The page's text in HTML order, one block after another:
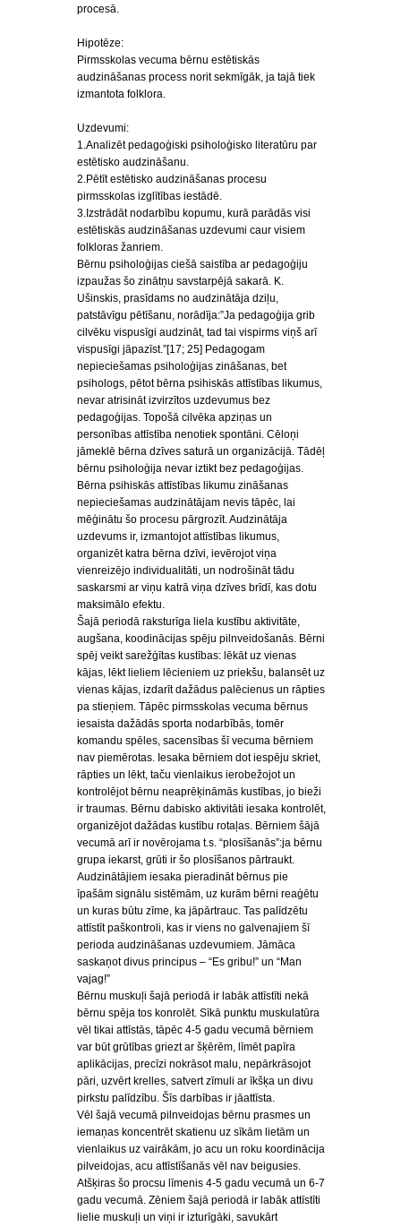
procesā.
Hipotēze:
Pirmsskolas vecuma bērnu estētiskās
audzināšanas process norit sekmīgāk, ja tajā tiek
izmantota folklora.
Uzdevumi:
1.Analizēt pedagoģiski psiholoģisko literatūru par
estētisko audzināšanu.
2.Pētīt estētisko audzināšanas procesu
pirmsskolas izglītības iestādē.
3.Izstrādāt nodarbību kopumu, kurā parādās visi
estētiskās audzināšanas uzdevumi caur visiem
folkloras žanriem.
Bērnu psiholoģijas ciešā saistība ar pedagoģiju
izpaužas šo zinātņu savstarpējā sakarā. K.
Ušinskis, prasīdams no audzinātāja dziļu,
patstāvīgu pētīšanu, norādīja:”Ja pedagoģija grib
cilvēku vispusīgi audzināt, tad tai vispirms viņš arī
vispusīgi jāpazīst.”[17; 25] Pedagogam
nepieciešamas psiholoģijas zināšanas, bet
psihologs, pētot bērna psihiskās attīstības likumus,
nevar atrisināt izvirzītos uzdevumus bez
pedagoģijas. Topošā cilvēka apziņas un
personības attīstība nenotiek spontāni. Cēloņi
jāmeklē bērna dzīves saturā un organizācijā. Tādēļ
bērnu psiholoģija nevar iztikt bez pedagoģijas.
Bērna psihiskās attīstības likumu zināšanas
nepieciešamas audzinātājam nevis tāpēc, lai
mēģinātu šo procesu pārgrozīt. Audzinātāja
uzdevums ir, izmantojot attīstības likumus,
organizēt katra bērna dzīvi, ievērojot viņa
vienreizējo individualitāti, un nodrošināt tādu
saskarsmi ar viņu katrā viņa dzīves brīdī, kas dotu
maksimālo efektu.
Šajā periodā raksturīga liela kustību aktivitāte,
augšana, koodinācijas spēju pilnveidošanās. Bērni
spēj veikt sarežģītas kustības: lēkāt uz vienas
kājas, lēkt lieliem lēcieniem uz priekšu, balansēt uz
vienas kājas, izdarīt dažādus palēcienus un rāpties
pa stieņiem. Tāpēc pirmsskolas vecuma bērnus
iesaista dažādās sporta nodarbībās, tomēr
komandu spēles, sacensības šī vecuma bērniem
nav piemērotas. Iesaka bērniem dot iespēju skriet,
rāpties un lēkt, taču vienlaikus ierobežojot un
kontrolējot bērnu neaprēķināmās kustības, jo bieži
ir traumas. Bērnu dabisko aktivitāti iesaka kontrolēt,
organizējot dažādas kustību rotaļas. Bērniem šājā
vecumā arī ir novērojama t.s. “plosīšanās”:ja bērnu
grupa iekarst, grūti ir šo plosīšanos pārtraukt.
Audzinātājiem iesaka pieradināt bērnus pie
īpašām signālu sistēmām, uz kurām bērni reaģētu
un kuras būtu zīme, ka jāpārtrauc. Tas palīdzētu
attīstīt paškontroli, kas ir viens no galvenajiem šī
perioda audzināšanas uzdevumiem. Jāmāca
saskaņot divus principus – “Es gribu!” un “Man
vajag!”
Bērnu muskuļi šajā periodā ir labāk attīstīti nekā
bērnu spēja tos konrolēt. Sīkā punktu muskulatūra
vēl tikai attīstās, tāpēc 4-5 gadu vecumā bērniem
var būt grūtības griezt ar šķērēm, līmēt papīra
aplikācijas, precīzi nokrāsot malu, nepārkrāsojot
pāri, uzvērt krelles, satvert zīmuli ar īkšķa un divu
pirkstu palīdzību. Šīs darbības ir jāattīsta.
Vēl šajā vecumā pilnveidojas bērnu prasmes un
iemaņas koncentrēt skatienu uz sīkām lietām un
vienlaikus uz vairākām, jo acu un roku koordinācija
pilveidojas, acu attīstīšanās vēl nav beigusies.
Atšķiras šo procsu līmenis 4-5 gadu vecumā un 6-7
gadu vecumā. Zēniem šajā periodā ir labāk attīstīti
lielie muskuļi un viņi ir izturīgāki, savukārt